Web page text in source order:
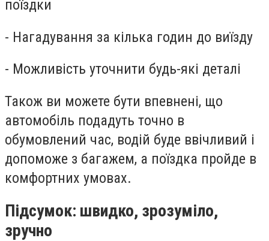
поїздки
- Нагадування за кілька годин до виїзду
- Можливість уточнити будь-які деталі
Також ви можете бути впевнені, що
автомобіль подадуть точно в
обумовлений час, водій буде ввічливий і
допоможе з багажем, а поїздка пройде в
комфортних умовах.
Підсумок: швидко, зрозуміло,
зручно